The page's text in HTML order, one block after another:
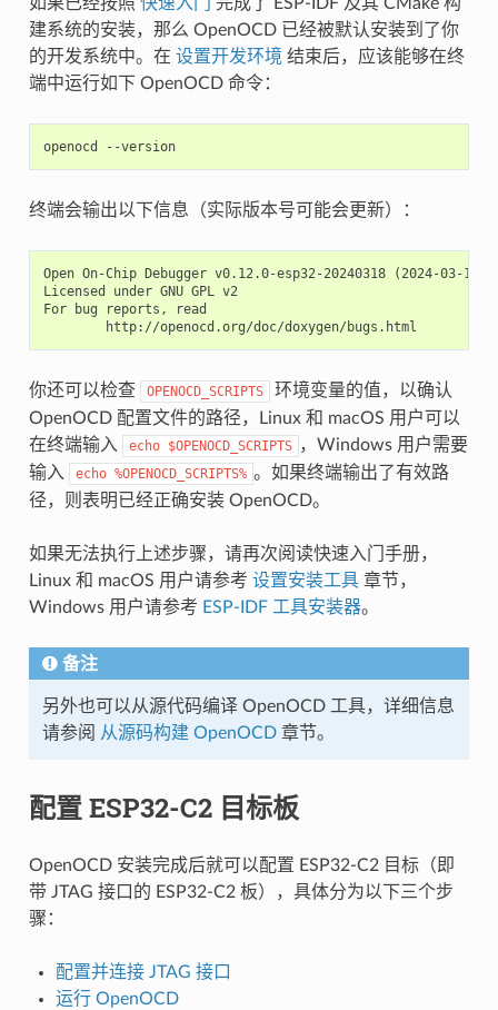
如果已经按照 快速入门
完成了 ESP-IDF 及其 CMake 构
建系统的安装，那么 OpenOCD 已经被默认安装到了你
的开发系统中。在 设置开发环境结束后，应该能够在终
端中运行如下 OpenOCD 命令：
openocd --version
终端会输出以下信息（实际版本号可能会更新）：
Open On-Chip Debugger v0.12.0-esp32-20240318 (2024-03-18-
Licensed under GNU GPL v2
For bug reports, read
你还可以检查 OPENOCD_SCRIPTS
环境变量的值，以确认
OpenOCD 配置文件的路径，Linux 和 macOS 用户可以
在终端输入
echo $OPENOCD_SCRIPTS ，Windows 用户需要
输入
echo %OPENOCD_SCRIPTS% 。如果终端输出了有效路
径，则表明已经正确安装 OpenOCD。
如果无法执行上述步骤，请再次阅读快速入门手册，
Linux 和 macOS 用户请参考 设置安装工具章节，
Windows 用户请参考 ESP-IDF 工具安装器。
备注
另外也可以从源代码编译 OpenOCD 工具，详细信息
请参阅 从源码构建 OpenOCD章节。
配置 ESP32-C2 目标板
OpenOCD 安装完成后就可以配置 ESP32-C2 目标（即
带 JTAG 接口的 ESP32-C2 板），具体分为以下三个步
骤：
配置并连接 JTAG 接口
运行 OpenOCD